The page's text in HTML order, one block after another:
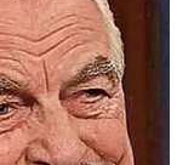
pretjecanje jer
vrhnja u
kondenziranog